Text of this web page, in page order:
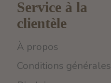
Service à la
clientèle
À propos
Conditions générales